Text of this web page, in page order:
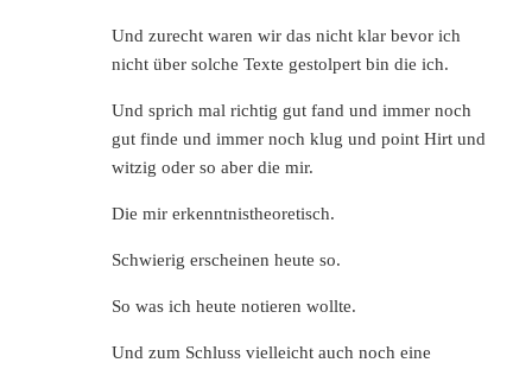
Und zurecht waren wir das nicht klar bevor ich
nicht über solche Texte gestolpert bin die ich.
Und sprich mal richtig gut fand und immer noch
gut finde und immer noch klug und point Hirt und
witzig oder so aber die mir.
Die mir erkenntnistheoretisch.
Schwierig erscheinen heute so.
So was ich heute notieren wollte.
Und zum Schluss vielleicht auch noch eine